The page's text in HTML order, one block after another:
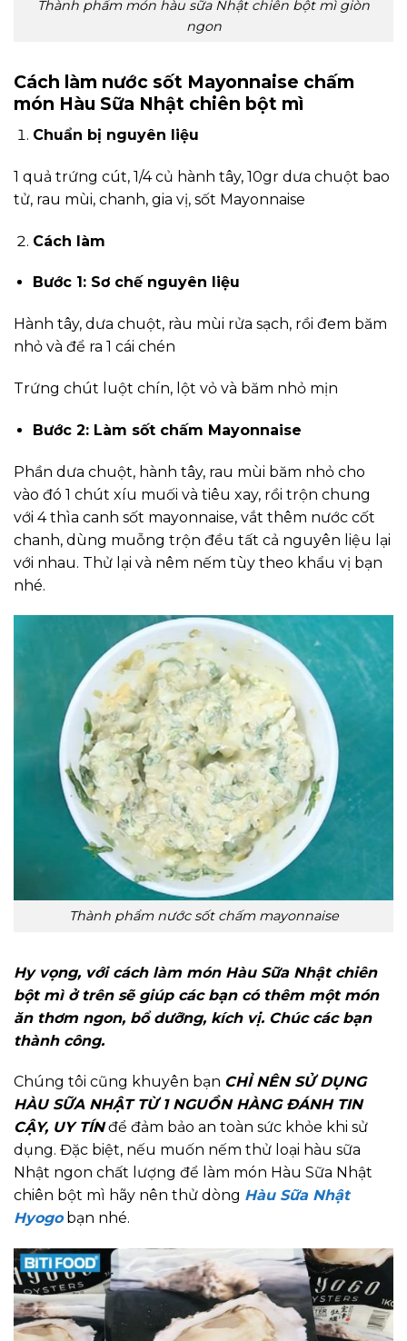
Thành phẩm món hàu sữa Nhật chiên bột mì giòn
ngon
Cách làm nước sốt Mayonnaise chấm
món Hàu Sữa Nhật chiên bột mì
Chuẩn bị nguyên liệu
1 quả trứng cút, 1/4 củ hành tây, 10gr dưa chuột bao
tử, rau mùi, chanh, gia vị, sốt Mayonnaise
Cách làm
Bước 1: Sơ chế nguyên liệu
Hành tây, dưa chuột, ràu mùi rửa sạch, rồi đem băm
nhỏ và để ra 1 cái chén
Trứng chút luột chín, lột vỏ và băm nhỏ mịn
Bước 2: Làm sốt chấm Mayonnaise
Phần dưa chuột, hành tây, rau mùi băm nhỏ cho
vào đó 1 chút xíu muối và tiêu xay, rồi trộn chung
với 4 thìa canh sốt mayonnaise, vắt thêm nước cốt
chanh, dùng muỗng trộn đều tất cả nguyên liệu lại
với nhau. Thử lại và nêm nếm tùy theo khẩu vị bạn
nhé.
Thành phẩm nước sốt chấm mayonnaise
Hy vọng, với cách làm món Hàu Sữa Nhật chiên
bột mì ở trên sẽ giúp các bạn có thêm một món
ăn thơm ngon, bổ dưỡng, kích vị. Chúc các bạn
thành công.
Chúng tôi cũng khuyên bạn CHỈ NÊN SỬ DỤNG
HÀU SỮA NHẬT TỪ 1 NGUỒN HÀNG ĐÁNH TIN
CẬY, UY TÍNđể đảm bảo an toàn sức khỏe khi sử
dụng. Đặc biệt, nếu muốn nếm thử loại hàu sữa
Nhật ngon chất lượng để làm món Hàu Sữa Nhật
chiên bột mì hãy nên thử dòng Hàu Sữa Nhật
Hyogobạn nhé.